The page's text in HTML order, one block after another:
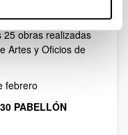
obras realizadas
Artes y Oficios de
febrero
PABELLÓN